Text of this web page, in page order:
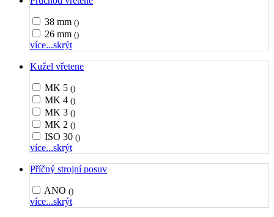
38 mm ()
26 mm ()
více...skrýt
Kužel vřetene
MK 5 ()
MK 4 ()
MK 3 ()
MK 2 ()
ISO 30 ()
více...skrýt
Příčný strojní posuv
ANO ()
více...skrýt